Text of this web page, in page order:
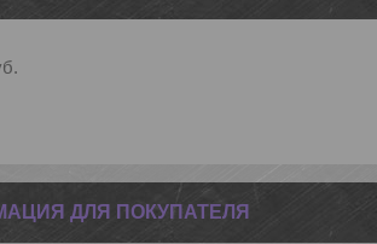
ДЛЯ ПОКУПАТЕЛЯ